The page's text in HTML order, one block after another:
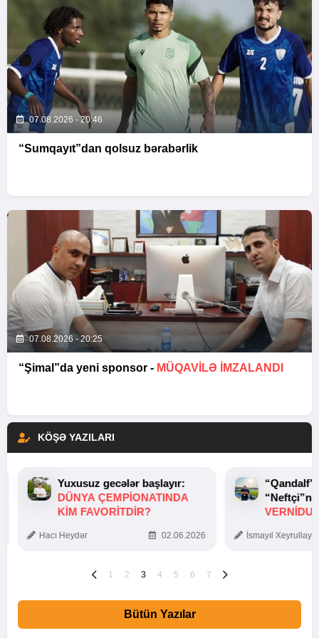
07.08.2026 - 20:46
“Sumqayıt”dan qolsuz bərabərlik
07.08.2026 - 20:25
“Şimal”da yeni sponsor - MÜQAVİLƏ İMZALANDI
KÖŞƏ YAZILARI
Yuxusuz gecələr başlayır:
DÜNYA ÇEMPIONATINDA
KIM FAVORITDIR?
Hacı Heydər 02.06.2026 İsmayıl
1 2 3 4 5 6 7
Bütün Yazılar